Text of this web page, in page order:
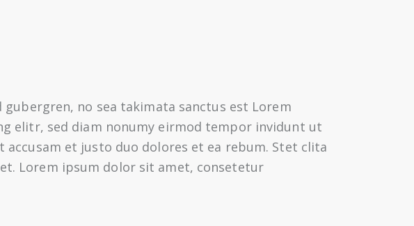
no sea takimata sanctus est Lorem
elitr, sed diam nonumy eirmod tempor invidunt ut
et justo duo dolores et ea rebum. Stet clita
Lorem ipsum dolor sit amet, consetetur